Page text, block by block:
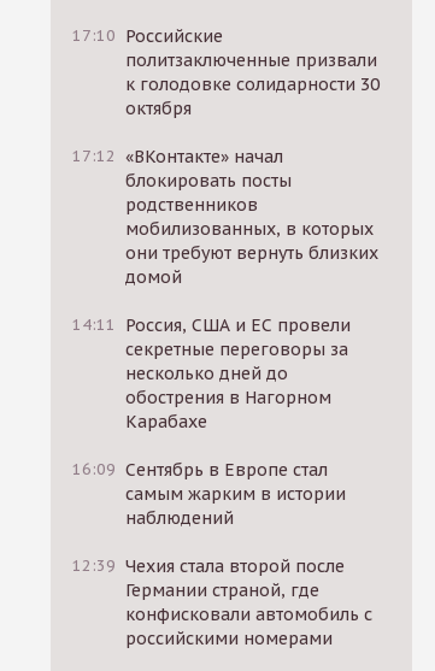
17:10 Российские
политзаключенные призвали
к голодовке солидарности 30
октября
17:12 «ВКонтакте» начал
блокировать посты
родственников
мобилизованных, в которых
они требуют вернуть близких
домой
14:11
Россия, США и ЕС провели
секретные переговоры за
несколько дней до
обострения в Нагорном
Карабахе
16:09 Сентябрь в Европе стал
самым жарким в истории
наблюдений
12:39 Чехия стала второй после
Германии страной, где
конфисковали автомобиль с
российскими номерами